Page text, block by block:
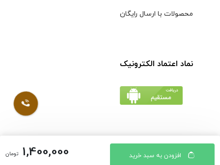
افزودن به سبد خرید 1,400,000 تومان
محصولات با ارسال رایگان
نماد اعتماد الکترونیک
© کلیه حقوق مادی و معنوی محتویات سایت فروشگاه اینترنتی
موسوی محفوظ است |
طراحی شده توسط ایلیاسیستم